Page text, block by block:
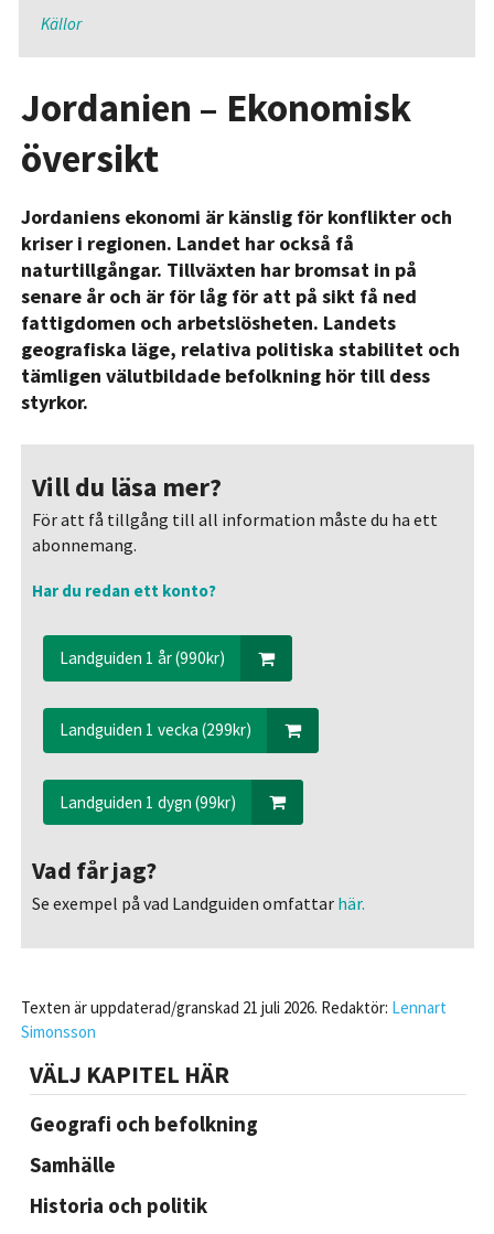
Källor
Jordanien – Ekonomisk
översikt
Jordaniens ekonomi är känslig för konflikter och
kriser i regionen. Landet har också få
naturtillgångar. Tillväxten har bromsat in på
senare år och är för låg för att på sikt få ned
fattigdomen och arbetslösheten. Landets
geografiska läge, relativa politiska stabilitet och
tämligen välutbildade befolkning hör till dess
styrkor.
Vill du läsa mer?
För att få tillgång till all information måste du ha ett
abonnemang.
Har du redan ett konto?
Landguiden 1 år (990kr)
Landguiden 1 vecka (299kr)
Landguiden 1 dygn (99kr)
Vad får jag?
Se exempel på vad Landguiden omfattarhär.
Texten är uppdaterad/granskad 21 juli 2026. Redaktör: Lennart
Simonsson
VÄLJ KAPITEL HÄR
Geografi och befolkning
Samhälle
Historia och politik